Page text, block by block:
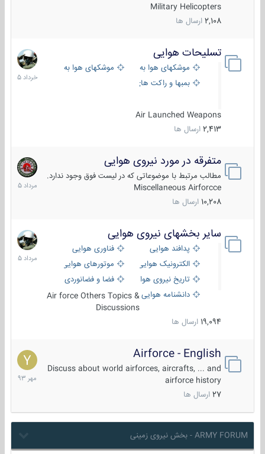
Military Helicopters
2,108 ارسال ها
تسلیحات هوایی
موشکهای هوا به هوا
موشکهای هوا به سطح
بمبها و راکت های هوایی
Air Launched Weapons
2,413 ارسال ها
30
خرداد
1405
متفرقه در مورد نیروی هوایی
مطالب مرتبط با موضوعاتی که در لیست فوق وجود ندارد.
Miscellaneous Airforcce
10,208 ارسال ها
7
مرداد
1405
سایر بخشهای نیروی هوایی
پدافند هوایی
فناوری هوایی
الکترونیک هوایی
موتورهای هوایی
تاریخ نیروی هوایی
فضا و فضانوردی
دانشنامه هواییAir force Others Topics &
Discussions
19,094 ارسال ها
2
مرداد
1405
Airforce - English
Discuss about world airforces, aircrafts, ... and
airforce history
27 ارسال ها
15
مهر
1393
ARMY FORUM - بخش نیروی زمینی